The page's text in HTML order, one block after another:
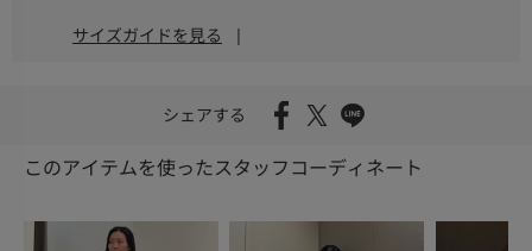
サイズガイドを見る |
シェアする
このアイテムを使ったスタッフコーディネート